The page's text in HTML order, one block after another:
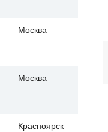
Москва
Москва
Красноярск